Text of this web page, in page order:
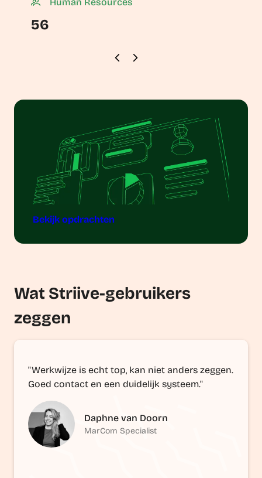
56
Bekijk opdrachten
Wat Striive-gebruikers
zeggen
"Werkwijze is echt top, kan niet anders zeggen.
Goed contact en een duidelijk systeem."
Daphne van Doorn
MarCom Specialist